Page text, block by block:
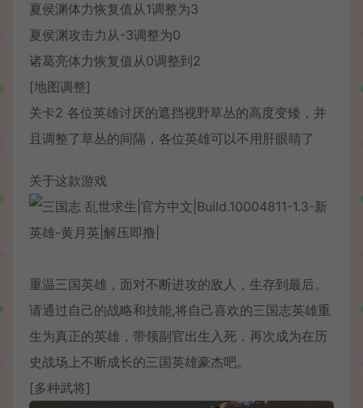
夏侯渊体力恢复值从1调整为3
夏侯渊攻击力从-3调整为0
诸葛亮体力恢复值从0调整到2
[地图调整]
关卡2 各位英雄讨厌的遮挡视野草丛的高度变矮，并
且调整了草丛的间隔，各位英雄可以不用肝眼睛了
关于这款游戏
重温三国英雄，面对不断进攻的敌人，生存到最后。
请通过自己的战略和技能,将自己喜欢的三国志英雄重
生为真正的英雄，带领副官出生入死，再次成为在历
史战场上不断成长的三国英雄豪杰吧。
[多种武将]